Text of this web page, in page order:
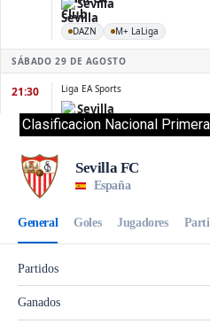
Clasificacion Nacional